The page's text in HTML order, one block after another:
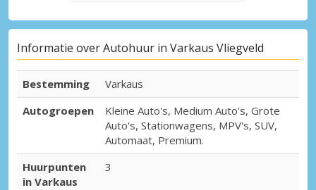
Informatie over Autohuur in Varkaus Vliegveld
Bestemming
Varkaus
Autogroepen
Kleine Auto's, Medium Auto's, Grote
Auto's, Stationwagens, MPV's, SUV,
Automaat, Premium.
Huurpunten
in Varkaus
3